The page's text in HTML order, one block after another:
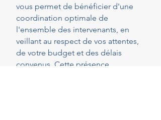
vous permet de bénéficier d'une
coordination optimale de
l'ensemble des intervenants, en
veillant au respect de vos attentes,
de votre budget et des délais
convenus. Cette présence